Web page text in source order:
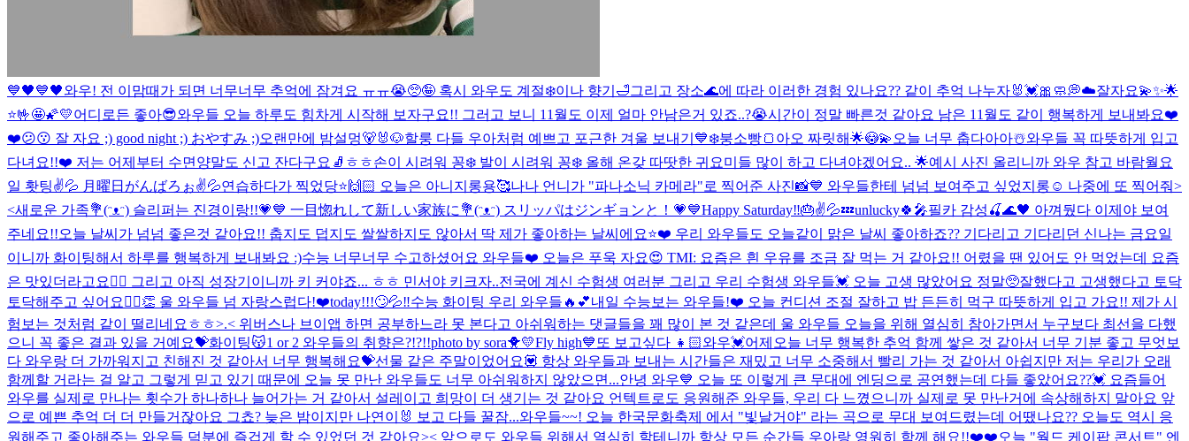
💙🖤💙🖤와우! 전 이맘때가 되면 너무너무 추억에 잠겨요 ㅠㅠ😭🥺🤪 혹시 와우도 계절❄️이나 향기🛁그리고 장소🌊에 따라 이러한 경험 있나요?? 같이 추억 나누자🐰💓🎀 🧼💭☁️잘자요💫✨🌟
⭐️🤟🤩🌠💛어디로든 좋아😎와우들 오늘 하루도 힘차게 시작해 보자구요!! 그러고 보니 11월도 이제 얼마 안남은거 있죠..?😭시간이 정말 빠른것 같아요 남은 11월도 같이 행복하게 보내봐요❤️
❤️😕😗 잘 자요 ;) good night ;) おやすみ ;)오랜만에 밤설멍🐻🐰🐶할룽 다들 우아처럼 예쁘고 포근한 겨울 보내기💙❄️붕소빵🍞 아오 짜릿해🌟😳💫 오늘 너무 춥다아아☃️와우들 꼭 따뜻하게 입고
다녀요!!❤️ 저는 어제부터 수면양말도 신고 잔다구요🧦ㅎㅎ손이 시려워 꽁❄️ 발이 시려워 꽁❄️ 올해 온갖 따땃한 귀요미들 많이 하고 다녀야겠어요.. 🌟예시 사진 올리니까 와우 참고 바람월요
일 홧팅✌️💦 月曜日がんばろぉ✌️💦연습하다가 찍었당⭐️🙌🏻 오늘은 아니지롱용🥰나나 언니가 "파나소닉 카메라"로 찍어준 사진📸💙 와우들한테 넘넘 보여주고 싶었지롱☺️ 나중에 또 찍어줘>
<새로운 가족💐(ᵔᴥᵔ) 슬리퍼는 진경이랑!!💗💙 一目惚れして新しい家族に💐(ᵔᴥᵔ) スリッパはジンギョンと！💗💙Happy Saturday‼️🎂✌️💦💤unlucky🍀🎤필카 감성🍒🌊🖤 아껴뒀다 이제야 보여
주네요!!오늘 날씨가 넘넘 좋은것 같아요!! 춥지도 덥지도 쌀쌀하지도 않아서 딱 제가 좋아하는 날씨에요⭐️❤️ 우리 와우들도 오늘같이 맑은 날씨 좋아하죠?? 기다리고 기다리던 신나는 금요일
이니까 화이팅해서 하루를 행복하게 보내봐요 :)수능 너무너무 수고하셨어요 와우들❤️ 오늘은 푸욱 자요😍 TMI: 요즘은 흰 우유를 조금 잘 먹는 거 같아요!! 어렸을 땐 있어도 안 먹었는데 요즘
은 맛있더라고요👍🏻 그리고 아직 성장기이니까 키 커야죠... ㅎㅎ 민서야 키크자..전국에 계신 수험생 여러분 그리고 우리 수험생 와우들💓 오늘 고생 많았어요 정말🥺잘했다고 고생했다고 토닥
토닥해주고 싶어요🙆‍♀️👏 울 와우들 넘 자랑스럽다!❤️today!!!🙄💦‼️수능 화이팅 우리 와우들🔥💕내일 수능보는 와우들!❤️ 오늘 컨디션 조절 잘하고 밥 든든히 먹구 따뜻하게 입고 가요!! 제가 시
험보는 것처럼 같이 떨리네요ㅎㅎ>.< 위버스나 브이앱 하면 공부하느라 못 본다고 아쉬워하는 댓글들을 꽤 많이 본 것 같은데 울 와우들 오늘을 위해 열심히 참아가면서 누구보다 최선을 다했
으니 꼭 좋은 결과 있을 거예요💝화이팅😽1 or 2 와우들의 취향은?!?!!photo by sora🐥💛Fly high💙 또 보고싶다 👧🏻와우💓어제오늘 너무 행복한 추억 함께 쌓은 것 같아서 너무 기분 좋고 무엇보
다 와우랑 더 가까워지고 친해진 것 같아서 너무 행복해요💝선물 같은 주말이었어요💟 항상 와우들과 보내는 시간들은 재밌고 너무 소중해서 빨리 가는 것 같아서 아쉽지만 저는 우리가 오래
함께할 거라는 걸 알고 그렇게 믿고 있기 때문에 오늘 못 만난 와우들도 너무 아쉬워하지 않았으면...안녕 와우💙 오늘 또 이렇게 큰 무대에 엔딩으로 공연했는데 다들 좋았어요??💓 요즘들어
와우를 실제로 만나는 횟수가 하나하나 늘어가는 거 같아서 설레이고 희망이 더 생기는 것 같아요 언텍트로도 응원해준 와우들, 우리 다 느꼈으니까 실제로 못 만난거에 속상해하지 말아요 앞
으로 예쁜 추억 더 더 만들거잖아요 그쵸? 늦은 밤이지만 나연이🐰 보고 다들 꿀잠...와우들~~! 오늘 한국문화축제 에서 "빛날거야" 라는 곡으로 무대 보여드렸는데 어땠나요?? 오늘도 역시 응
원해주고 좋아해주는 와우들 덕분에 즐겁게 할 수 있었던 것 같아요>< 앞으로도 와우들 위해서 열심히 할테니까 항상 모든 순간들 우아랑 영원히 함께 해요!!❤️❤️오늘 "월드 케이팝 콘서트" 엔